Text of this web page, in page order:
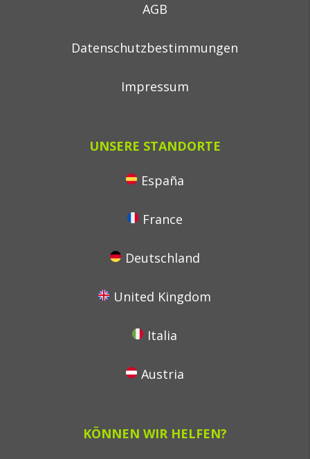
AGB
Datenschutzbestimmungen
Impressum
UNSERE STANDORTE
España
France
Deutschland
United Kingdom
Italia
Austria
KÖNNEN WIR HELFEN?